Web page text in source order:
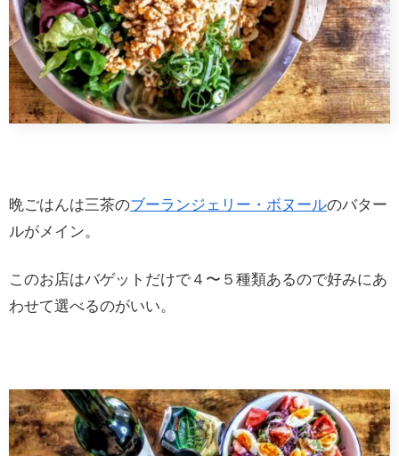
晩ごはんは三茶のブーランジェリー・ボヌールのバター
ルがメイン。
このお店はバゲットだけで４〜５種類あるので好みにあ
わせて選べるのがいい。